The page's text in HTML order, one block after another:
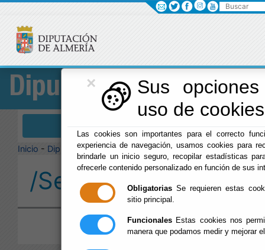
×
Sus
uso de
Las cookies son importantes para el correcto
experiencia de navegación, usamos cookies para
brindarle un inicio seguro, recopilar estadísticas
ofrecerle contenido personalizado en función de sus
Obligatorias Se requieren estas
sitio principal.
Funcionales Estas cookies nos
manera que podamos medir y mejorar
Diputación
Inicio - Diputación -
/Servicios/
Buscar